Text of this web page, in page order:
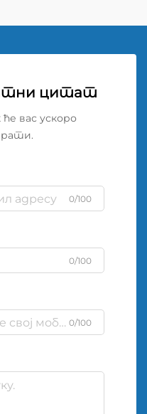
цитат
вас ускоро
0/100
0/100
0/100